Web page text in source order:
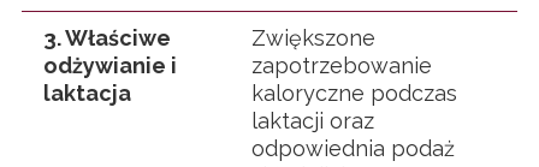
3. Właściwe
odżywianie i
laktacja
Zwiększone
zapotrzebowanie
kaloryczne podczas
laktacji oraz
odpowiednia podaż